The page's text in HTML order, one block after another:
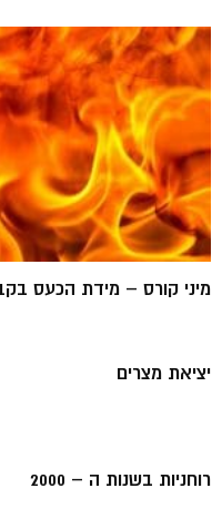
מיני קורס – מידת הכעס
יציאת מצרים
רוחניות בשנות ה – 2000